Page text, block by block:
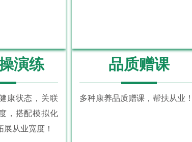
演练
康状态，关联
，搭配模拟化
从业宽度！
品质赠课
多种康养品质赠课，帮扶从业